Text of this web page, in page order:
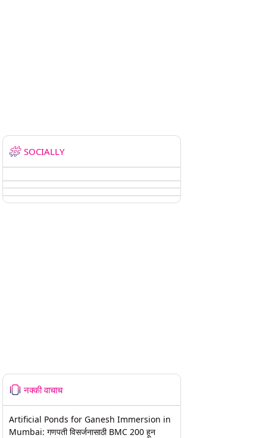
SOCIALLY
नक्की वाचाच
Artificial Ponds for Ganesh Immersion in
Mumbai: गणपती विसर्जनासाठी BMC 200 हून